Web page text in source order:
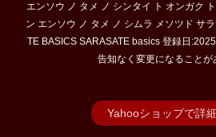
エンソウ ノ タメ ノ シンタイ ト オンガク
ン エンソウ ノ タメ ノ シムラ メソツド サ
TE BASICS SARASATE basics 登録日
告知なく変更になることが
Yahooショップで詳